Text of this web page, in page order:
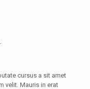
cursus a sit amet
velit. Mauris in erat